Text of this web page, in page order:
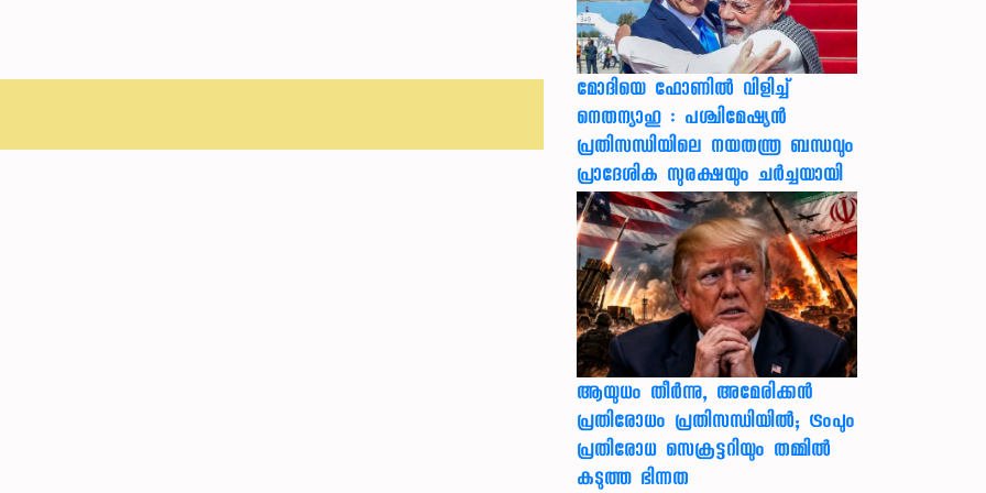
മോദിയെ ഫോണിൽ വിളിച്ച്
നെതന്യാഹു : പശ്ചിമേഷ്യൻ
പ്രതിസന്ധിയിലെ നയതന്ത്ര ബന്ധവും
പ്രാദേശിക സുരക്ഷയും ചർച്ചയായി
ആയുധം തീർന്നു, അമേരിക്കൻ
പ്രതിരോധം പ്രതിസന്ധിയിൽ; ട്രംപും
പ്രതിരോധ സെക്രട്ടറിയും തമ്മിൽ
കടുത്ത ഭിന്നത